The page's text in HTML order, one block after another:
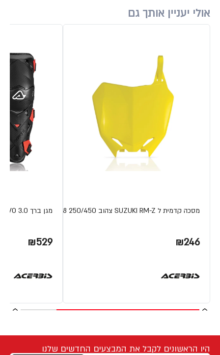
אולי יעניין אותך גם
מסכה קדמית ל SUZUKI RM-Z צהוב 250/450 08-18
₪246
מגן ברך IMPACT EVO 3.0 מבית ACERBIS
₪529
היו הראשונים לקבל את המבצעים החדשים שלנו